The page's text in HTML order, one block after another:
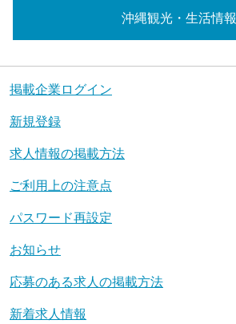
沖縄観光・生活情報
掲載企業ログイン
新規登録
求人情報の掲載方法
ご利用上の注意点
パスワード再設定
お知らせ
応募のある求人の掲載方法
新着求人情報